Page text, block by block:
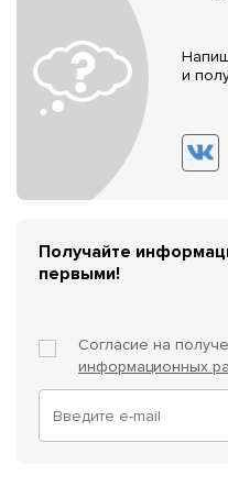
и
Получайте
первыми!
Согласие на
информационных